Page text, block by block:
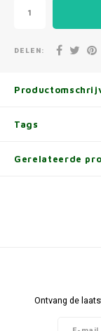
DELEN:
Tags
Gerelateerde
Ontvang de